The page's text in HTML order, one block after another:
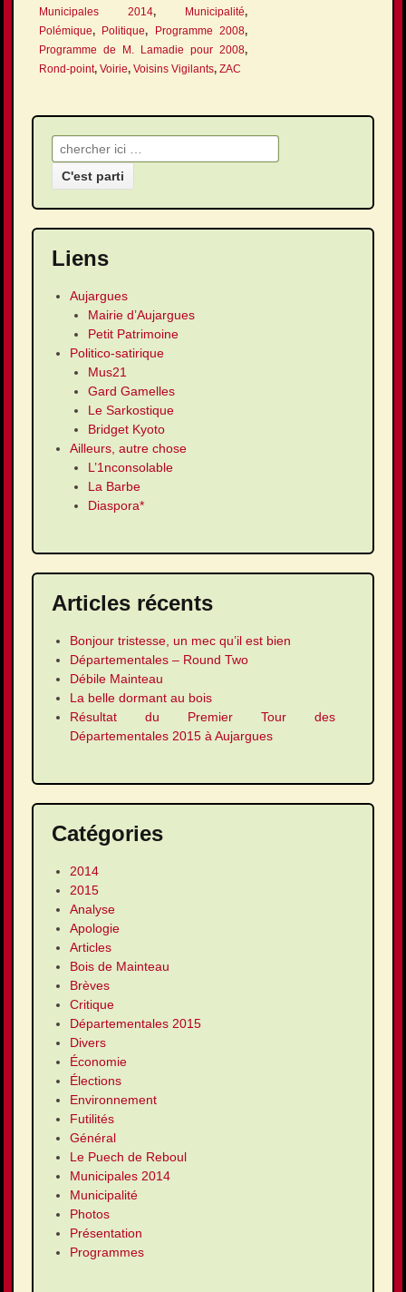
Municipales 2014, Municipalité,
Polémique, Politique, Programme 2008,
Programme de M. Lamadie pour 2008,
Rond-point, Voirie, Voisins Vigilants, ZAC
Recherche pour:
Liens
Aujargues
Mairie d’Aujargues
Petit Patrimoine
Politico-satirique
Mus21
Gard Gamelles
Le Sarkostique
Bridget Kyoto
Ailleurs, autre chose
L’1nconsolable
La Barbe
Diaspora*
Articles récents
Bonjour tristesse, un mec qu’il est bien
Départementales – Round Two
Débile Mainteau
La belle dormant au bois
Résultat du Premier Tour des
Départementales 2015 à Aujargues
Catégories
2014
2015
Analyse
Apologie
Articles
Bois de Mainteau
Brèves
Critique
Départementales 2015
Divers
Économie
Élections
Environnement
Futilités
Général
Le Puech de Reboul
Municipales 2014
Municipalité
Photos
Présentation
Programmes